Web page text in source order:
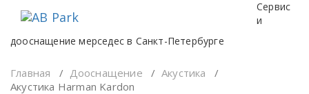
Сервис
и
дооснащение мерседес в Санкт-Петербурге
Главная / Дооснащение /Акустика /
Акустика Harman Kardon